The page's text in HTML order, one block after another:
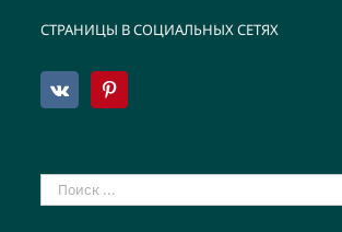
СТРАНИЦЫ В СОЦИАЛЬНЫХ СЕТЯХ
Результат
поиска: